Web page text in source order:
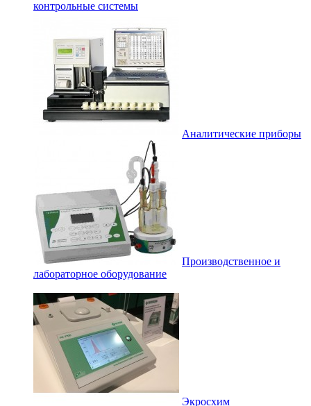
контрольные системы
Аналитические приборы
Производственное и
лабораторное оборудование
Экросхим